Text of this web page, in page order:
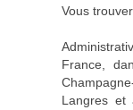
Vous
France,
Langres et